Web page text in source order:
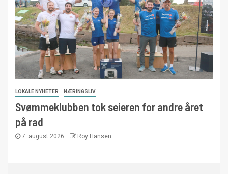
LOKALE NYHETER NÆRINGSLIV
Svømmeklubben tok seieren for andre året
på rad
7. august 2026 Roy Hansen